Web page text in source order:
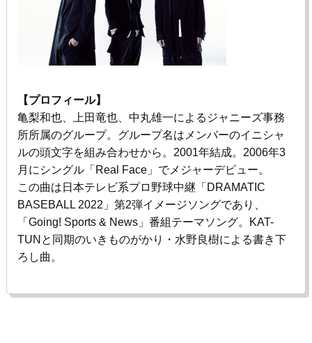
【プロフィール】
亀梨和也、上田竜也、中丸雄一によるジャニーズ事務
所所属のグループ。グループ名はメンバーのイニシャ
ルの頭文字を組み合わせから。2001年結成。 2006年3
月にシングル「 Real Face」でメジャーデビュー。
この曲は日本テレビ系プロ野球中継「 DRAMATIC
BASEBALL 2022 」第2弾イメージソングであり、
「 Going! Sports & News」番組テーマソング。KAT-
TUNと同期のいきものがかり・水野良樹による書き下
ろし曲。